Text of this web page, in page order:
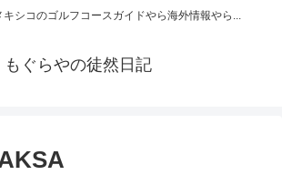
キシコのゴルフコースガイドやら海外情報やら...
もぐらやの徒然日記